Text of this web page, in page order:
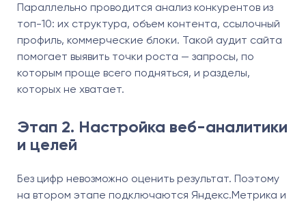
Параллельно проводится анализ конкурентов из
топ-10: их структура, объем контента, ссылочный
профиль, коммерческие блоки. Такой аудит сайта
помогает выявить точки роста — запросы, по
которым проще всего подняться, и разделы,
которых не хватает.
Этап 2. Настройка веб-аналитики
и целей
Без цифр невозможно оценить результат. Поэтому
на втором этапе подключаются Яндекс.Метрика и